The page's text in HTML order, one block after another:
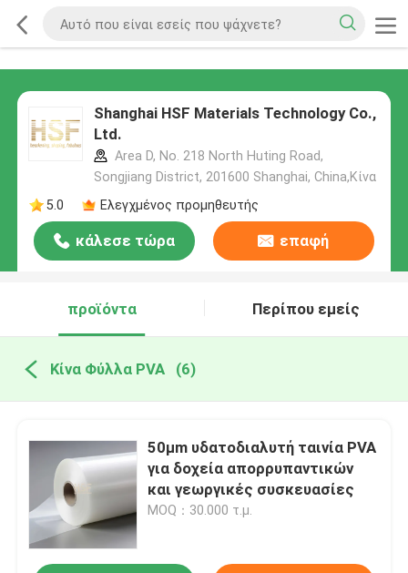
Shanghai HSF Materials Technology Co.,
Ltd.
Area D, No. 218 North Huting Road,
Songjiang District, 201600 Shanghai, China,Κίνα
5.0
Ελεγχμένος προμηθευτής
κάλεσε τώρα επαφή
προϊόντα Περίπου εμείς
Κίνα Φύλλα PVA (6)
50μm υδατοδιαλυτή ταινία PVA
για δοχεία απορρυπαντικών
και γεωργικές συσκευασίες
MOQ：30.000 τ.μ.